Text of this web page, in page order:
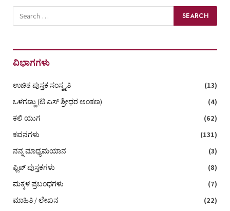
ವಿಭಾಗಗಳು
ಉಚಿತ ಪುಸ್ತಕ ಸಂಸ್ಕೃತಿ
(13)
ಒಳಗಣ್ಣು (ಟಿ ಎಸ್‌ ಶ್ರೀಧರ ಅಂಕಣ)
(4)
ಕಲಿ ಯುಗ
(62)
ಕವನಗಳು
(131)
ನನ್ನ ಮಾಧ್ಯಮಯಾನ
(3)
ಫ್ಲಿಪ್ ಪುಸ್ತಕಗಳು
(8)
ಮಕ್ಕಳ ಪ್ರಬಂಧಗಳು
(7)
ಮಾಹಿತಿ / ಲೇಖನ
(22)